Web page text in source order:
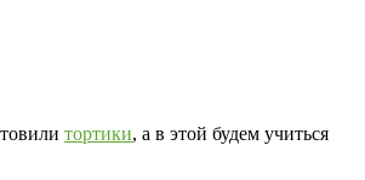
тортики, а в этой будем учиться